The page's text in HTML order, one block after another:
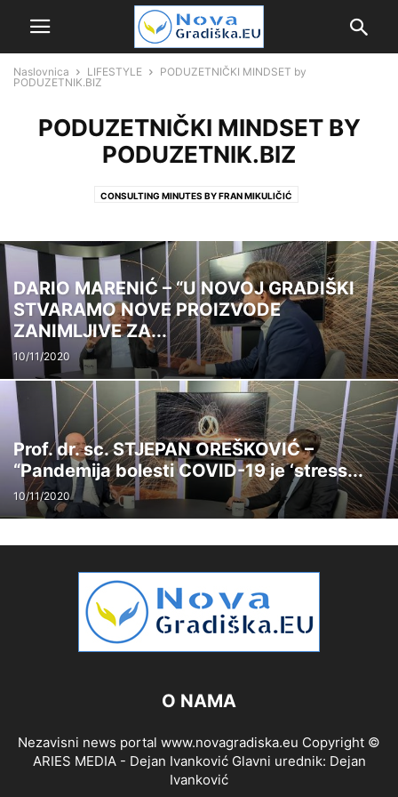
Naslovnica LIFESTYLE
PODUZETNIČKI MINDSET by
PODUZETNIK.BIZ
PODUZETNIČKI MINDSET BY
PODUZETNIK.BIZ
CONSULTING MINUTES BY FRAN MIKULIČIĆ
DARIO MARENIĆ – “U NOVOJ GRADIŠKI
STVARAMO NOVE PROIZVODE
ZANIMLJIVE ZA...
10/11/2020
Prof. dr. sc. STJEPAN OREŠKOVIĆ –
“Pandemija bolesti COVID-19 je ‘stress...
10/11/2020
O NAMA
Nezavisni news portal www.novagradiska.eu Copyright ©
ARIES MEDIA - Dejan Ivanković Glavni urednik: Dejan
Ivanković